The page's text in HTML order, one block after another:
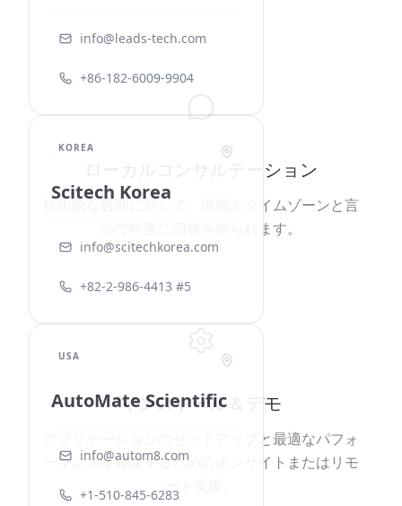
info@leads-tech.com
+86-182-6009-9904
KOREA
Scitech Korea
info@scitechkorea.com
+82-2-986-4413 #5
USA
AutoMate Scientific
info@autom8.com
+1-510-845-6283
ローカルコンサルテーション
技術的な質問に対して、現地のタイムゾーンと言
語で即座に回答を得られます。
インストール＆デモ
アプリケーションのセットアップと最適なパフォ
ーマンスを確保するためのオンサイトまたはリモ